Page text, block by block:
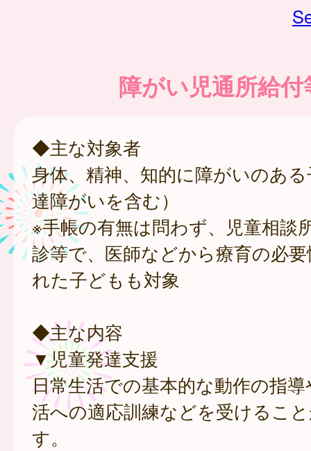
障がい児通所給付
◆主な対象者
身体、精神、知的に障がいのあ
達障がいを含む）
※手帳の有無は問わず、児童相談
診等で、医師などから療育の必
れた子どもも対象
◆主な内容
▼児童発達支援
日常生活での基本的な動作の指
活への適応訓練などを受けるこ
す。